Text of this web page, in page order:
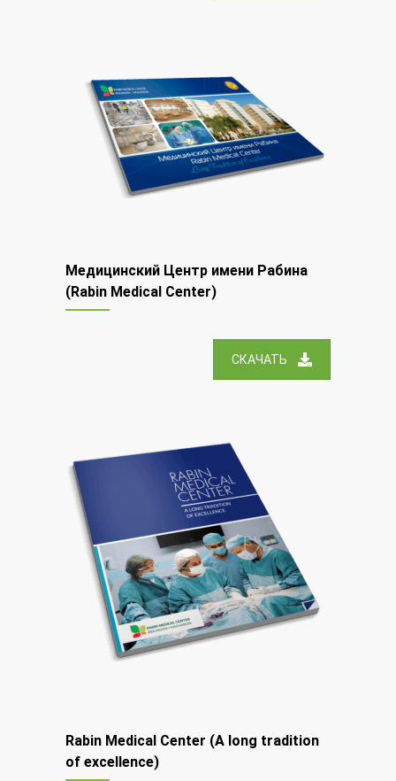
Медицинский Центр имени Рабина
(Rabin Medical Center)
СКАЧАТЬ
Rabin Medical Center (A long tradition
of excellence)